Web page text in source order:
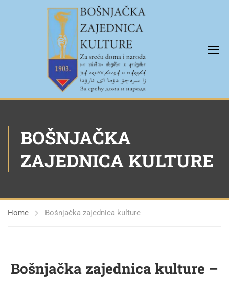
BOŠNJAČKA
ZAJEDNICA KULTURE
Home Bošnjačka zajednica kulture
Bošnjačka zajednica kulture –